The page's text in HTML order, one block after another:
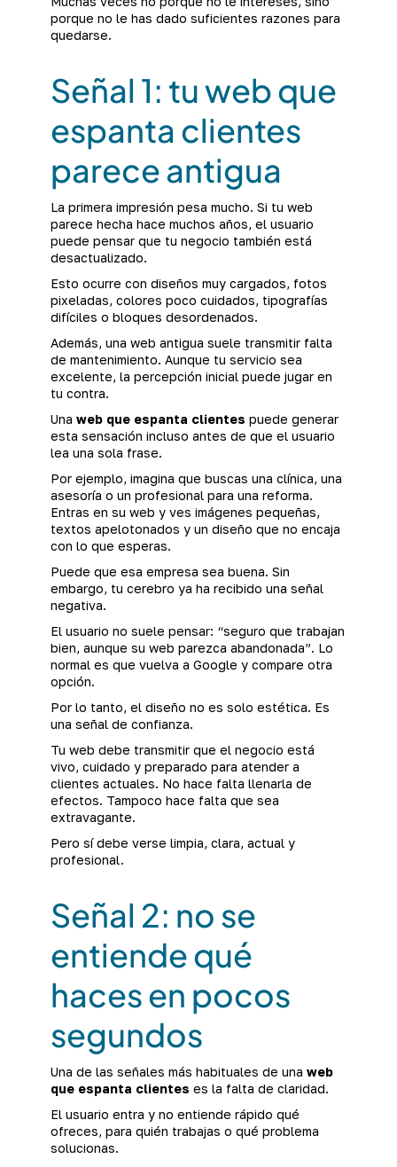
porque no le has dado suficientes razones para
quedarse.
Señal 1: tu web que
espanta clientes
parece antigua
La primera impresión pesa mucho. Si tu web
parece hecha hace muchos años, el usuario
puede pensar que tu negocio también está
desactualizado.
Esto ocurre con diseños muy cargados, fotos
pixeladas, colores poco cuidados, tipografías
difíciles o bloques desordenados.
Además, una web antigua suele transmitir falta
de mantenimiento. Aunque tu servicio sea
excelente, la percepción inicial puede jugar en
tu contra.
Unaweb que espanta clientes puede generar
esta sensación incluso antes de que el usuario
lea una sola frase.
Por ejemplo, imagina que buscas una clínica, una
asesoría o un profesional para una reforma.
Entras en su web y ves imágenes pequeñas,
textos apelotonados y un diseño que no encaja
con lo que esperas.
Puede que esa empresa sea buena. Sin
embargo, tu cerebro ya ha recibido una señal
negativa.
El usuario no suele pensar: “seguro que trabajan
bien, aunque su web parezca abandonada”. Lo
normal es que vuelva a Google y compare otra
opción.
Por lo tanto, el diseño no es solo estética. Es
una señal de confianza.
Tu web debe transmitir que el negocio está
vivo, cuidado y preparado para atender a
clientes actuales. No hace falta llenarla de
efectos. Tampoco hace falta que sea
extravagante.
Pero sí debe verse limpia, clara, actual y
profesional.
Señal 2: no se
entiende qué
haces en pocos
segundos
Una de las señales más habituales de unaweb
que espanta clientes es la falta de claridad.
El usuario entra y no entiende rápido qué
ofreces, para quién trabajas o qué problema
solucionas.